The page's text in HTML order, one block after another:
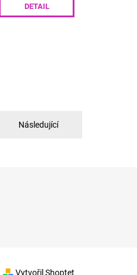
DETAIL
Následující
Vytvořil Shoptet